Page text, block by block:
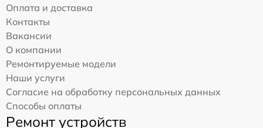
Оплата и доставка
Контакты
Вакансии
О компании
Ремонтируемые модели
Наши услуги
Согласие на обработку персональных данных
Способы оплаты
Ремонт устройств